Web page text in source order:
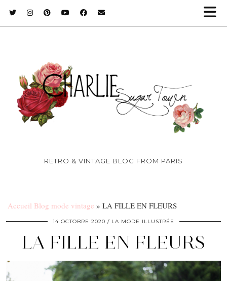
RETRO & VINTAGE BLOG FROM PARIS
Accueil Blog mode vintage » LA FILLE EN FLEURS
14 OCTOBRE 2020 LA MODE ILLUSTRÉE
LA FILLE EN FLEURS